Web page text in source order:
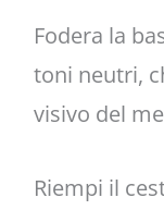
Fodera la
toni neutri,
visivo del
Riempi il